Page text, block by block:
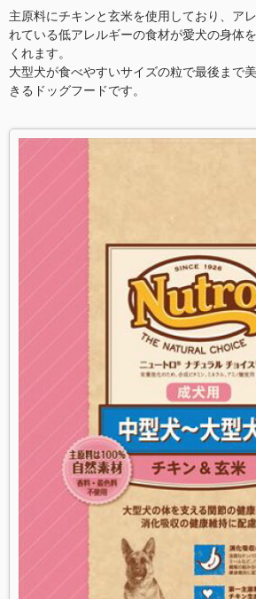
主原料にチキンと玄米を使用しており、ア
れている低アレルギーの食材が愛犬の身体
くれます。
大型犬が食べやすいサイズの粒で最後まで
きるドッグフードです。